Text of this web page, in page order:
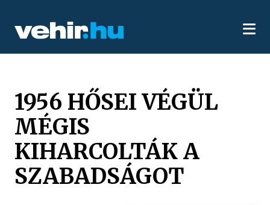
1956 HŐSEI VÉGÜL
MÉGIS
KIHARCOLTÁK A
SZABADSÁGOT